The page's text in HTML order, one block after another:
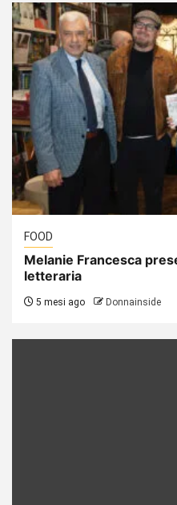
FOOD
Melanie Francesca
letteraria
5 mesi ago Donnainside